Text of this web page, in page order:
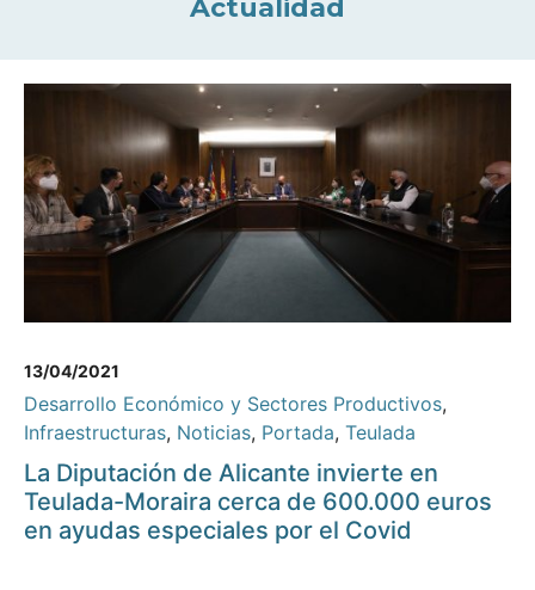
Actualidad
13/04/2021
Desarrollo Económico y Sectores Productivos,
Infraestructuras, Noticias, Portada, Teulada
La Diputación de Alicante invierte en
Teulada-Moraira cerca de 600.000 euros
en ayudas especiales por el Covid